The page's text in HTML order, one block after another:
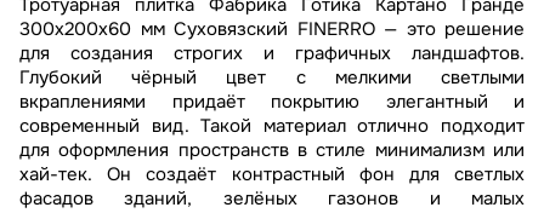
Тротуарная плитка Фабрика Готика Картано Гранде
300х200х60 мм Суховязский FINERRO — это решение
для создания строгих и графичных ландшафтов.
Глубокий чёрный цвет с мелкими светлыми
вкраплениями придаёт покрытию элегантный и
современный вид. Такой материал отлично подходит
для оформления пространств в стиле минимализм или
хай-тек. Он создаёт контрастный фон для светлых
фасадов зданий, зелёных газонов и малых